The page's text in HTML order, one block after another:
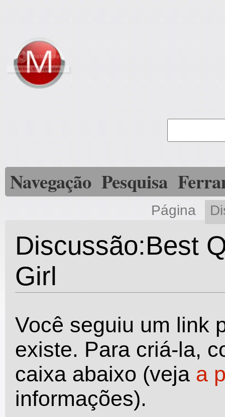
Navegação Pesquisa
Página
Discussão:Best
Girl
Você seguiu um link
existe. Para criá-la,
caixa abaixo (veja a
informações).